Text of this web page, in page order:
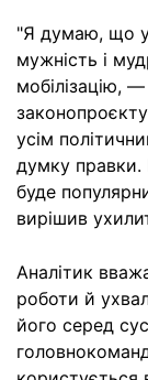
"Я думаю, що
мужність і
мобілізацію,
усім
думку правки.
буде
вирішив
Аналітик
роботи й
його серед